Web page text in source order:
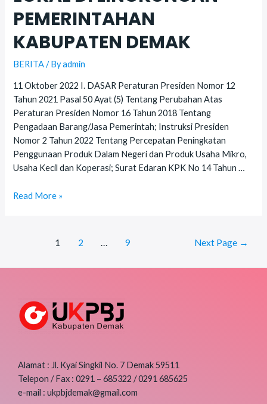
PEMERINTAHAN
KABUPATEN DEMAK
BERITA/ Byadmin
11 Oktober 2022 I. DASAR Peraturan Presiden Nomor 12
Tahun 2021 Pasal 50 Ayat (5) Tentang Perubahan Atas
Peraturan Presiden Nomor 16 Tahun 2018 Tentang
Pengadaan Barang/Jasa Pemerintah; Instruksi Presiden
Nomor 2 Tahun 2022 Tentang Percepatan Peningkatan
Penggunaan Produk Dalam Negeri dan Produk Usaha Mikro,
Usaha Kecil dan Koperasi; Surat Edaran KPK No 14 Tahun …
LAPORAN
KATALOG
LOKAL
LINGKUNGAN
PEMERINTAHAN
KABUPATEN
Read More »
1 2 … 9 Next Page →
Alamat : Jl. Kyai Singkil No. 7 Demak 59511
Telepon / Fax : 0291 – 685322 / 0291 685625
e-mail : ukpbjdemak@gmail.com